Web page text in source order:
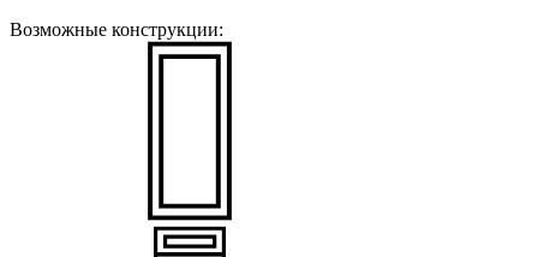
Возможные конструкции: